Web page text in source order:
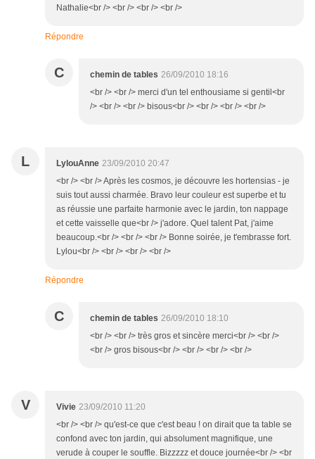
Nathalie<br /> <br /> <br /> <br />
Répondre
C chemin de tables 26/09/2010 18:16
<br /> <br /> merci d'un tel enthousiame si gentil<br
/> <br /> <br /> bisous<br /> <br /> <br /> <br />
L LylouAnne 23/09/2010 20:47
<br /> <br /> Après les cosmos, je découvre les hortensias - je
suis tout aussi charmée. Bravo leur couleur est superbe et tu
as réussie une parfaite harmonie avec le jardin, ton nappage
et cette vaisselle que<br /> j'adore. Quel talent Pat, j'aime
beaucoup.<br /> <br /> <br /> Bonne soirée, je t'embrasse fort.
Lylou<br /> <br /> <br /> <br />
Répondre
C chemin de tables 26/09/2010 18:10
<br /> <br /> très gros et sincère merci<br /> <br />
<br /> gros bisous<br /> <br /> <br /> <br />
V Vivie 23/09/2010 11:20
<br /> <br /> qu'est-ce que c'est beau ! on dirait que ta table se
confond avec ton jardin, qui absolument magnifique, une
verude à couper le souffle. Bizzzzz et douce journée<br /> <br